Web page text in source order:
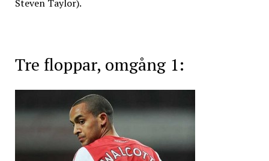
Steven Taylor).
Tre floppar, omgång 1: